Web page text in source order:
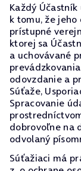
Každý
k tomu, že jeho
prístupné
ktorej sa
a uchovávané
odovzdanie a
Súťaže,
Spracovanie
dobrovoľne na
odvolaný
Súťažiaci má